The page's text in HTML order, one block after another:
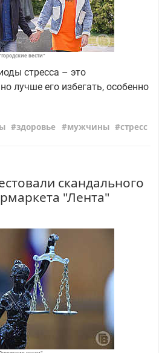
вести"
стресса – это
лучше его избегать, особенно
здоровье мужчины стресс
скандального
"Лента"